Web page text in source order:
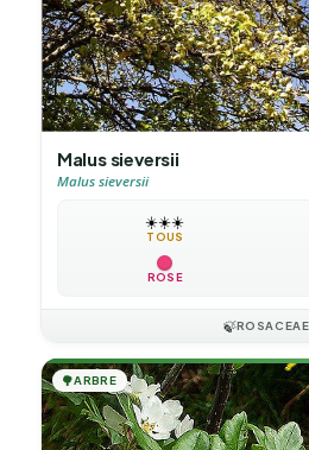
Malus sieversii
Malus sieversii
☀️☀️☀️
TOUS
ROSE
🍃ROSACEAE
🌳ARBRE